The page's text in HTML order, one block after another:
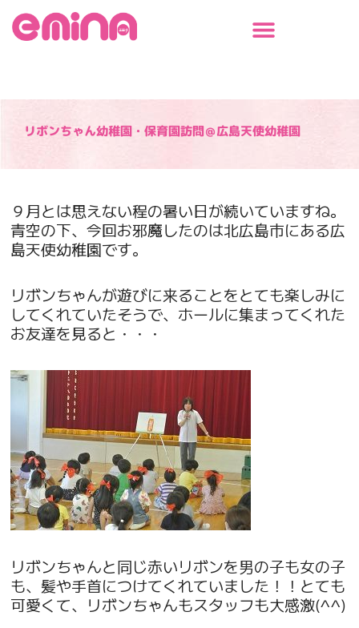
リボンちゃん幼稚園・保育園訪問＠広島天使幼稚園
９月とは思えない程の暑い日が続いていますね。
青空の下、今回お邪魔したのは北広島市にある広
島天使幼稚園です。
リボンちゃんが遊びに来ることをとても楽しみに
してくれていたそうで、ホールに集まってくれた
お友達を見ると・・・
リボンちゃんと同じ赤いリボンを男の子も女の子
も、髪や手首につけてくれていました！！とても
可愛くて、リボンちゃんもスタッフも大感激(^^)